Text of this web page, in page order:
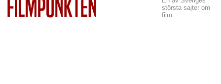
största sajter om
film.